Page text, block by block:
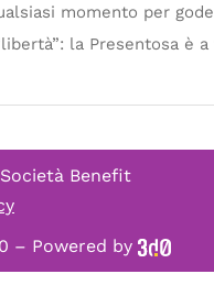
momento per
la Presentosa è
Benefit
– Powered by